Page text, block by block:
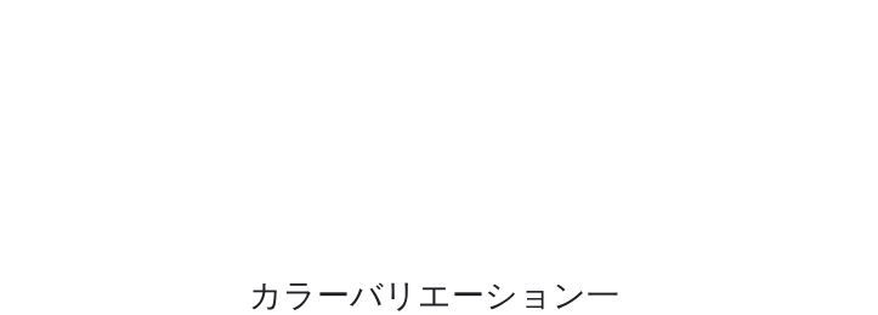
​カラーバリエーション一